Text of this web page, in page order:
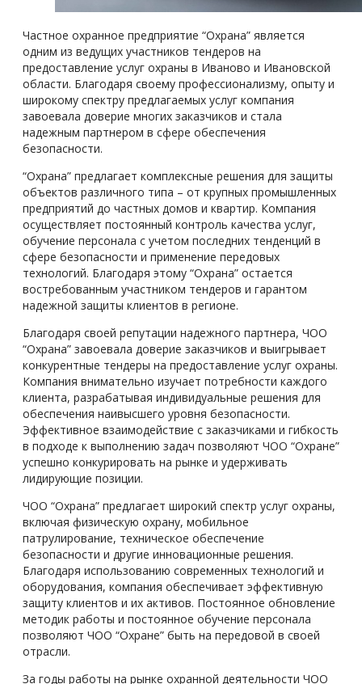
Частное охранное предприятие “Охрана” является
одним из ведущих участников тендеров на
предоставление услуг охраны в Иваново и Ивановской
области. Благодаря своему профессионализму, опыту и
широкому спектру предлагаемых услуг компания
завоевала доверие многих заказчиков и стала
надежным партнером в сфере обеспечения
безопасности.
“Охрана” предлагает комплексные решения для защиты
объектов различного типа – от крупных промышленных
предприятий до частных домов и квартир. Компания
осуществляет постоянный контроль качества услуг,
обучение персонала с учетом последних тенденций в
сфере безопасности и применение передовых
технологий. Благодаря этому “Охрана” остается
востребованным участником тендеров и гарантом
надежной защиты клиентов в регионе.
Благодаря своей репутации надежного партнера, ЧОО
“Охрана” завоевала доверие заказчиков и выигрывает
конкурентные тендеры на предоставление услуг охраны.
Компания внимательно изучает потребности каждого
клиента, разрабатывая индивидуальные решения для
обеспечения наивысшего уровня безопасности.
Эффективное взаимодействие с заказчиками и гибкость
в подходе к выполнению задач позволяют ЧОО “Охране”
успешно конкурировать на рынке и удерживать
лидирующие позиции.
ЧОО “Охрана” предлагает широкий спектр услуг охраны,
включая физическую охрану, мобильное
патрулирование, техническое обеспечение
безопасности и другие инновационные решения.
Благодаря использованию современных технологий и
оборудования, компания обеспечивает эффективную
защиту клиентов и их активов. Постоянное обновление
методик работы и постоянное обучение персонала
позволяют ЧОО “Охране” быть на передовой в своей
отрасли.
За годы работы на рынке охранной деятельности ЧОО